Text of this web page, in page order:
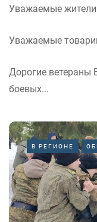
Уважаемые жители
Уважаемые
Дорогие ветераны
боевых...
В РЕГИОНЕ